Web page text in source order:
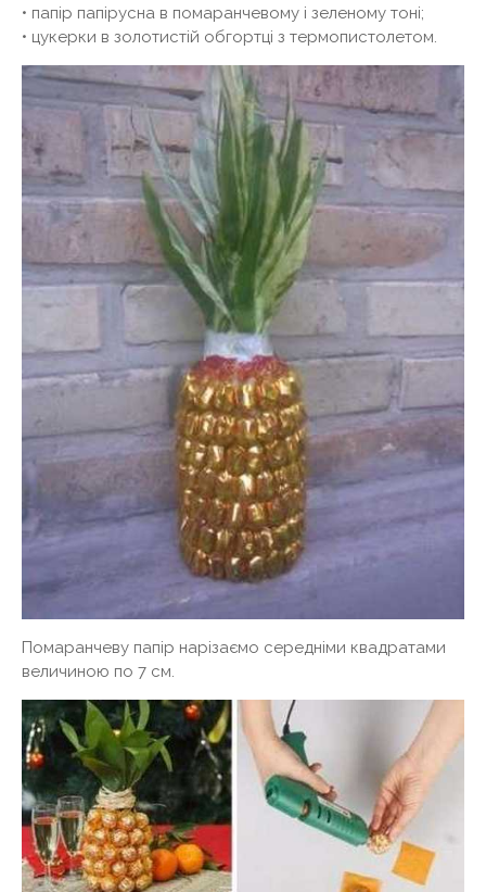
• папір папірусна в помаранчевому і зеленому тоні;
• цукерки в золотистій обгортці з термопистолетом.
Помаранчеву папір нарізаємо середніми квадратами
величиною по 7 см.